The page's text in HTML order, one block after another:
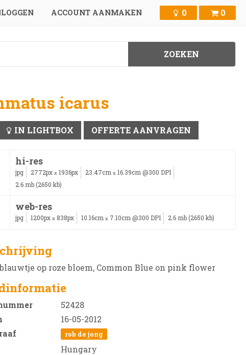
ACCOUNT AANMAKEN 0 0
icarus
IN LIGHTBOX OFFERTE AANVRAGEN
hi-res
jpg 2772px x 1936px 23.47cm x 16.39cm @300 DPI
2.6 mb (2650 kb)
web-res
jpg 1200px x 838px 10.16cm x 7.10cm @300 DPI 2.6 mb (2650 kb)
op roze bloem, Common Blue on pink flower
52428
16-05-2012
rob de jong
Hungary